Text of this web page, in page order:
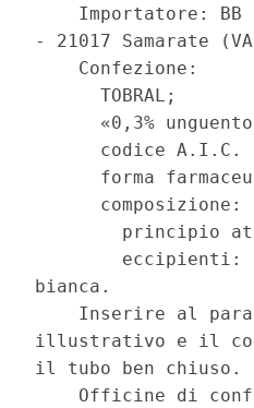
Importatore: BB
- 21017 Samarate
    Confezione:
      TOBRAL;
«0,3%
codice A.I.C.
forma
composizione:
principio
eccipienti:
bianca.
Inserire al
illustrativo e il
il tubo ben chiuso.
Officine di